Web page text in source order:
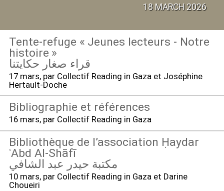
18 MARCH 2026
Tente-refuge « Jeunes lecteurs - Notre
histoire »
قراء صغار حكايتنا
17 mars, par Collectif Reading in Gaza et Joséphine
Hertault-Doche
Bibliographie et références
16 mars, par Collectif Reading in Gaza
Bibliothèque de l’association Ḥaydar
ʿAbd Al-Shāfī
مكتبة حيدر عبد الشافي
10 mars, par Collectif Reading in Gaza et Darine
Choueiri